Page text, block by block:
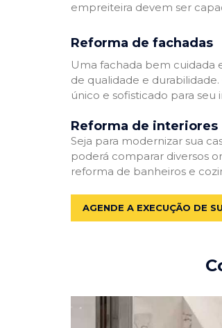
empreiteira devem ser
Reforma de fachadas
Uma fachada bem cuidada
de qualidade e
único e sofisticado para seu
Reforma de interiores
Seja para modernizar sua
poderá comparar diversos
reforma de banheiros e
AGENDE A EXECUÇÃO DE